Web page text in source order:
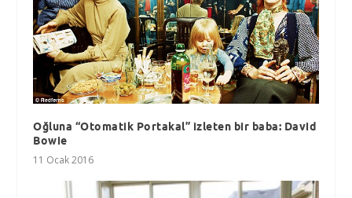
Oğluna “Otomatik Portakal” izleten bir baba: David
Bowie
11 Ocak 2016